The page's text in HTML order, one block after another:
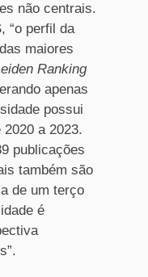
não centrais.
“o perfil da
maiores
Ranking
apenas
possui
a 2023.
publicações
também são
de um terço
é